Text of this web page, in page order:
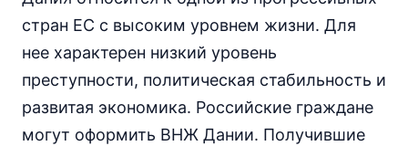
стран ЕС с высоким уровнем жизни. Для
нее характерен низкий уровень
преступности, политическая стабильность и
развитая экономика. Российские граждане
могут оформить ВНЖ Дании. Получившие